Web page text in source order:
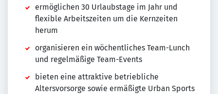
ermöglichen 30 Urlaubstage im Jahr und
flexible Arbeitszeiten um die Kernzeiten
herum
organisieren ein wöchentliches Team-Lunch
und regelmäßige Team-Events
bieten eine attraktive betriebliche
Altersvorsorge sowie ermäßigte Urban Sports